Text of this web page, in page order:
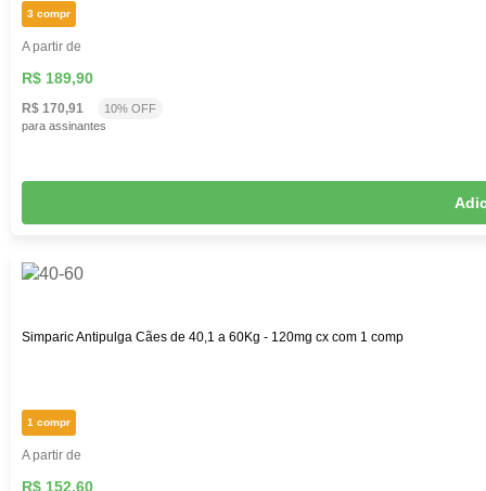
3 compr
A partir de
R$ 189,90
R$ 170,91
10% OFF
para assinantes
Simparic Antipulga Cães de 40,1 a 60Kg - 120mg cx com 1 comp
1 compr
A partir de
R$ 152,60